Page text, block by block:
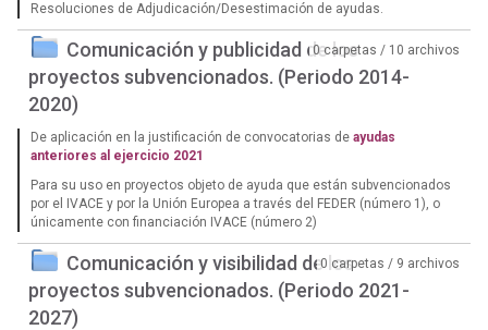
Resoluciones de Adjudicación/Desestimación de ayudas.
Comunicación y publicidad de los
proyectos subvencionados. (Periodo 2014-
2020)
0 carpetas / 10 archivos
De aplicación en la justificación de convocatorias de ayudas
anteriores al ejercicio 2021
Para su uso en proyectos objeto de ayuda que están subvencionados
por el IVACE y por la Unión Europea a través del FEDER (número 1), o
únicamente con financiación IVACE (número 2)
Comunicación y visibilidad de los
proyectos subvencionados. (Periodo 2021-
2027)
0 carpetas / 9 archivos